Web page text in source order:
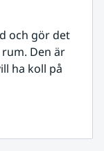
och gör det
Den är
ha koll på